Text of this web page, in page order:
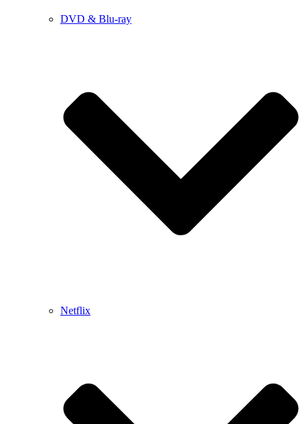
DVD & Blu-ray
Netflix